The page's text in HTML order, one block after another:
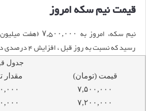
قیمت نیم سکه امروز
نیم سکه، امروز به
رسید که نسبت به روز قبل ، افزایش ۴ درصدی داشته است.
جدول قیمت ۳ روز
قیمت (تومان) مقدار
۷,۵۰۰,۰۰۰
۷,۲۰۰,۰۰۰